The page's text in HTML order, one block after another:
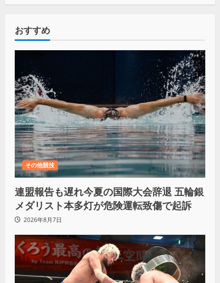
おすすめ
その他競技
連盟報告も遅れ今夏の国際大会辞退 五輪銀
メダリスト本多灯が危険運転致傷で起訴
2026年8月7日